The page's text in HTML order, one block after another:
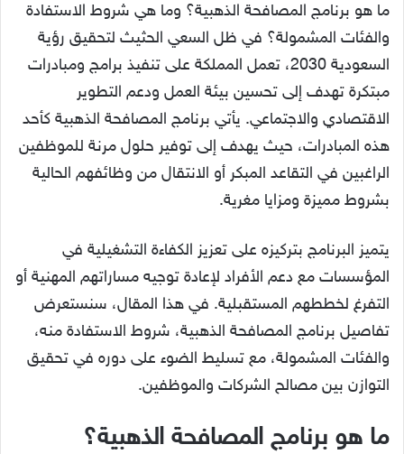
ما هو برنامج المصافحة الذهبية؟ وما هي شروط الاستفادة
والفئات المشمولة؟ في ظل السعي الحثيث لتحقيق رؤية
السعودية 2030، تعمل المملكة على تنفيذ برامج ومبادرات
مبتكرة تهدف إلى تحسين بيئة العمل ودعم التطوير
الاقتصادي والاجتماعي. يأتي برنامج المصافحة الذهبية كأحد
هذه المبادرات، حيث يهدف إلى توفير حلول مرنة للموظفين
الراغبين في التقاعد المبكر أو الانتقال من وظائفهم الحالية
بشروط مميزة ومزايا مغرية.
يتميز البرنامج بتركيزه على تعزيز الكفاءة التشغيلية في
المؤسسات مع دعم الأفراد لإعادة توجيه مساراتهم المهنية أو
التفرغ لخططهم المستقبلية. في هذا المقال، سنستعرض
تفاصيل برنامج المصافحة الذهبية، شروط الاستفادة منه،
والفئات المشمولة، مع تسليط الضوء على دوره في تحقيق
التوازن بين مصالح الشركات والموظفين.
ما هو برنامج المصافحة الذهبية؟